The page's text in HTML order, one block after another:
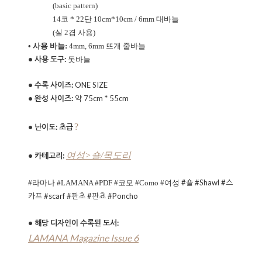
(basic pattern)
14코 * 22단 10cm*10cm / 6mm 대바늘
(실 2겹 사용)
• 사용 바늘: 4mm, 6mm 뜨개 줄바늘
• 사용 도구: 돗바늘
• 수록 사이즈:ONE SIZE
• 완성 사이즈: 약 75cm * 55cm
• 난이도: 초급?
• 카테고리: 여성>숄/목도리
#라마나 #LAMANA #PDF #코모 #Como #여성 #숄 #Shawl #스
카프 #scarf #판초 #판쵸 #Poncho
• 해당 디자인이 수록된 도서:
LAMANA Magazine Issue 6